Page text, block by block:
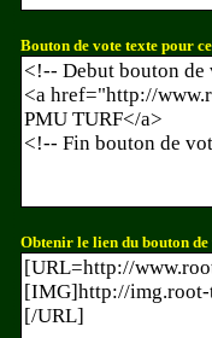
Bouton de vote texte pour
Obtenir le lien du bouton